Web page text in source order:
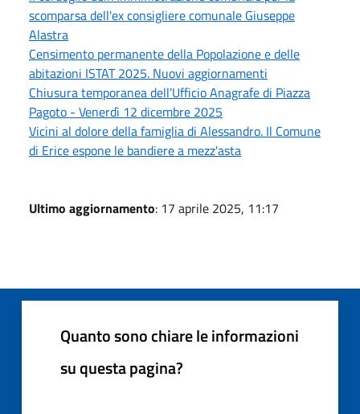
scomparsa dell'ex consigliere comunale Giuseppe
Alastra
Censimento permanente della Popolazione e delle
abitazioni ISTAT 2025. Nuovi aggiornamenti
Chiusura temporanea dell’Ufficio Anagrafe di Piazza
Pagoto - Venerdì 12 dicembre 2025
Vicini al dolore della famiglia di Alessandro. Il Comune
di Erice espone le bandiere a mezz'asta
Ultimo aggiornamento: 17 aprile 2025, 11:17
Quanto sono chiare le informazioni
su questa pagina?